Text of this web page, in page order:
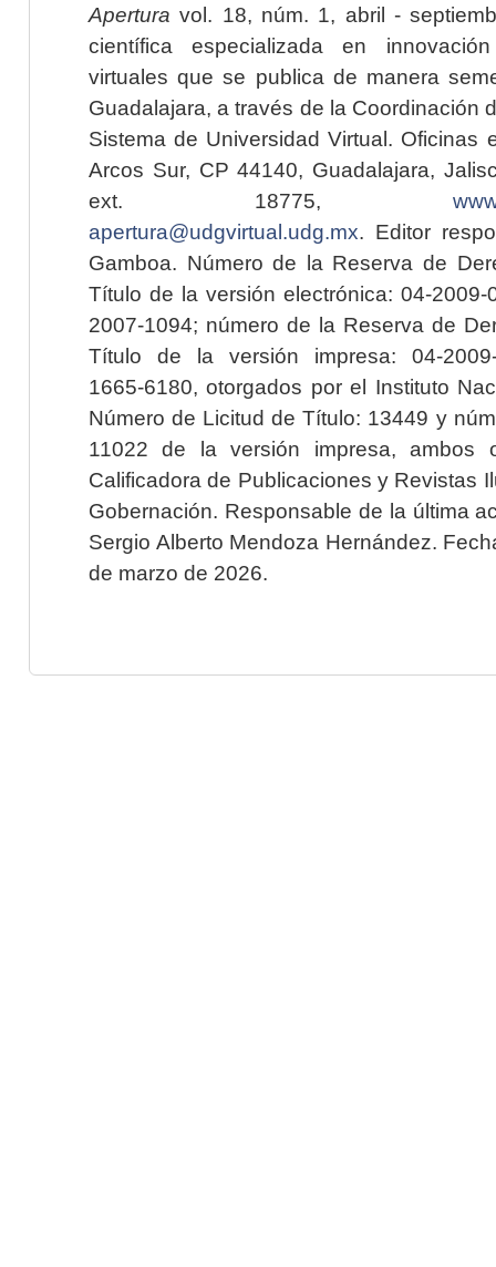
Apertura vol. 18, núm. 1, abril -
científica especializada en
virtuales que se publica de manera
Guadalajara, a través de la Coordinación
Sistema de Universidad Virtual. Oficinas
Arcos Sur, CP 44140, Guadalajara,
ext. 18775,
apertura@udgvirtual.udg.mx. Editor
Gamboa. Número de la Reserva de
Título de la versión electrónica: 04-2009-
2007-1094; número de la Reserva de
Título de la versión impresa: 04-2009-
1665-6180, otorgados por el Instituto
Número de Licitud de Título: 13449 y
11022 de la versión impresa, ambos
Calificadora de Publicaciones y Revistas
Gobernación. Responsable de la última
Sergio Alberto Mendoza Hernández.
de marzo de 2026.